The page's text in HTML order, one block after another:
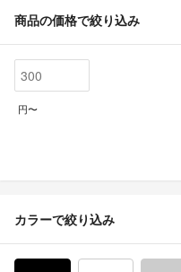
商品の価格で絞り込み
円〜
カラーで絞り込み